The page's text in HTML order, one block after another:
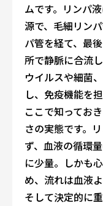
ムです。リンパ
源で、毛細リン
パ管を経て、最
所で静脈に合流
ウイルスや細菌
し、免疫機能を
ここで知ってお
さの実態です。
ず、血液の循環
に少量。しかも
め、流れは血液
そして決定的に